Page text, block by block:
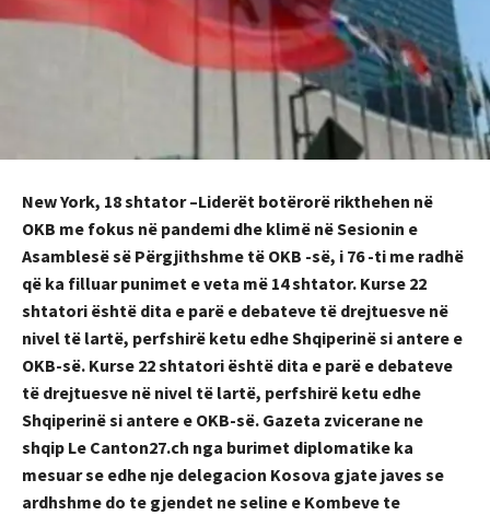
New York, 18 shtator –Liderët botërorë rikthehen në
OKB me fokus në pandemi dhe klimë në Sesionin e
Asamblesë së Përgjithshme të OKB -së, i 76 -ti me radhë
që ka filluar punimet e veta më 14 shtator. Kurse 22
shtatori është dita e parë e debateve të drejtuesve në
nivel të lartë, perfshirë ketu edhe Shqiperinë si antere e
OKB-së. Kurse 22 shtatori është dita e parë e debateve
të drejtuesve në nivel të lartë, perfshirë ketu edhe
Shqiperinë si antere e OKB-së. Gazeta zvicerane ne
shqip Le Canton27.ch nga burimet diplomatike ka
mesuar se edhe nje delegacion Kosova gjate javes se
ardhshme do te gjendet ne seline e Kombeve te